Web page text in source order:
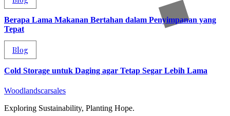
Berapa Lama Makanan Bertahan dalam Penyimpanan yang
Tepat
Blog
Cold Storage untuk Daging agar Tetap Segar Lebih Lama
Woodlandscarsales
Exploring Sustainability, Planting Hope.